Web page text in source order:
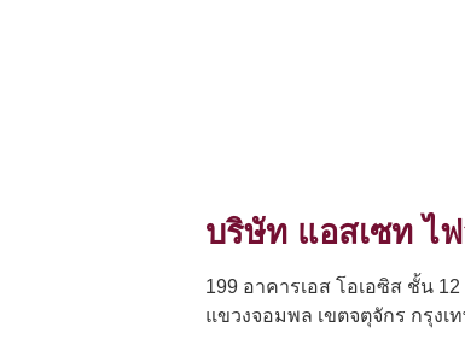
บริษัท แอสเซท ไ
199 อาคารเอส โอเอซิส ชั้น
แขวงจอมพล เขตจตุจักร กรุงเ